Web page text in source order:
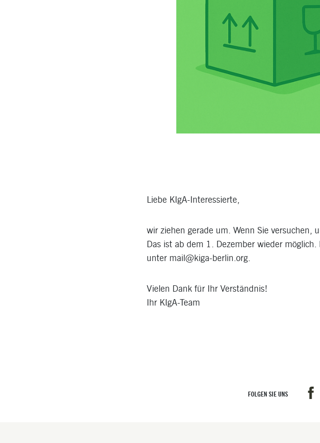
Liebe KIgA-Interessierte,
wir ziehen gerade um. Wenn Sie versuchen,
Das ist ab dem 1. Dezember wieder
unter mail@kiga-berlin.org.
Vielen Dank für Ihr Verständnis!
Ihr KIgA-Team
FOLGEN SIE UNS